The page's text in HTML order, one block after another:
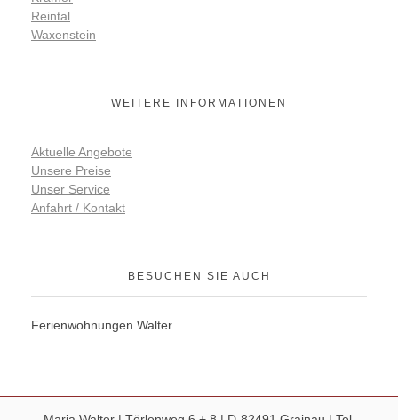
Reintal
Waxenstein
WEITERE INFORMATIONEN
Aktuelle Angebote
Unsere Preise
Unser Service
Anfahrt / Kontakt
BESUCHEN SIE AUCH
Ferienwohnungen Walter